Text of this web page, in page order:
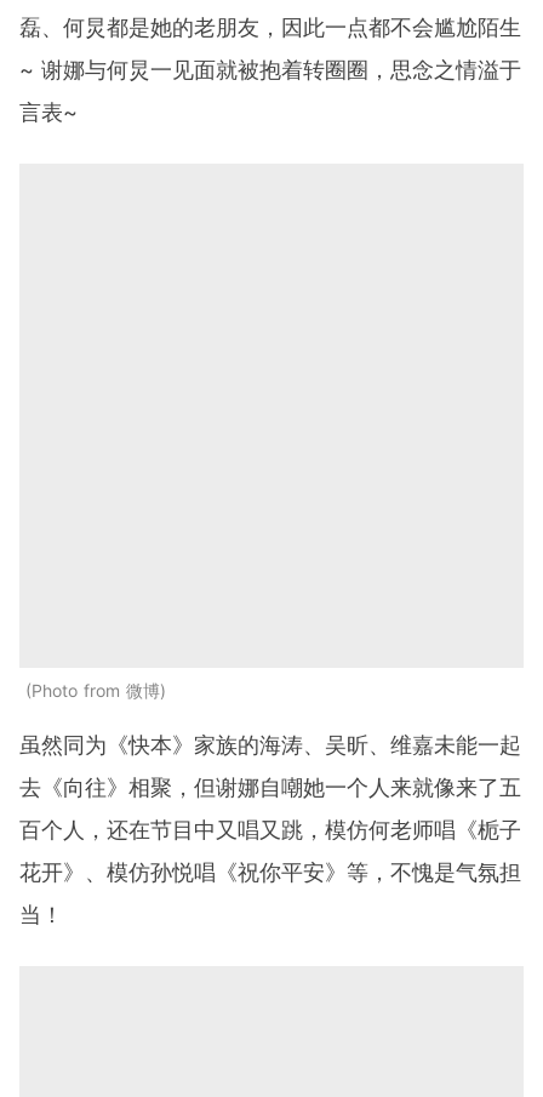
磊、何炅都是她的老朋友，因此一点都不会尴尬陌生
~ 谢娜与何炅一见面就被抱着转圈圈，思念之情溢于
言表~
Photo from 微博
虽然同为《快本》家族的海涛、吴昕、维嘉未能一起
去《向往》相聚，但谢娜自嘲她一个人来就像来了五
百个人，还在节目中又唱又跳，模仿何老师唱《栀子
花开》、模仿孙悦唱《祝你平安》等，不愧是气氛担
当！